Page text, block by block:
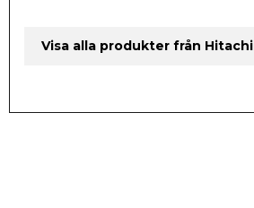
Visa alla produkter från Hitachi